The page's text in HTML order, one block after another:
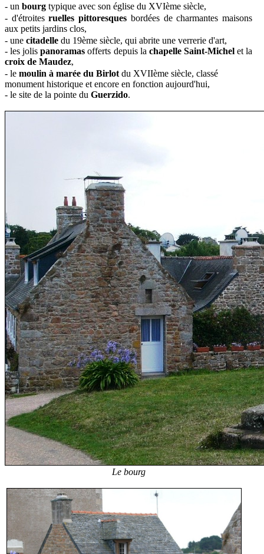
- un bourg typique avec son église du XVIème siècle,
- d'étroitesruelles pittoresques bordées de charmantes maisons
aux petits jardins clos,
- une citadelle du 19ème siècle, qui abrite une verrerie d'art,
- les jolispanoramas offerts depuis la chapelle Saint-Michelet la
croix de Maudez,
- le moulin à marée du Birlot du XVIIème siècle, classé
monument historique et encore en fonction aujourd'hui,
- le site de la pointe du Guerzido.
Le bourg